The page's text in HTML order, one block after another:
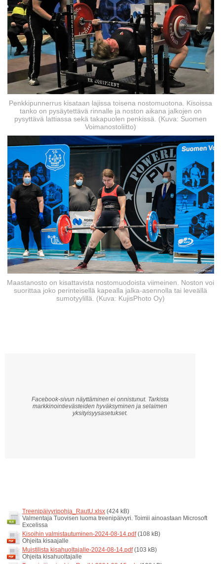
Penkkipunnerrus kisataan lajissa toisena nostomuotona. Kisoissa
tanko on pysäytettävä rinnalle ja noston aikana jalkojen on
pysyttävä lattiassa sekä takapuolen penkissä. (Kuva: Suomen
Voimanostoliitto)
Maastanosto on kisattavista nostomuodoista viimeinen. Noston voi
suorittaa joko perinteisellä kapealla jalka-asennolla tai leveällä
sumotyylillä. (Kuva: KujisPhoto Oy)
Facebook-sivun näyttäminen ei onnistunut. Tarkista
markkinointievästeiden hyväksyminen ja selaimen
yksityisyysasetukset.
Treenipäivyripohja_RautU.xlsx (424 kB)
Valmentaja Tuovisen luoma treenipäivyri. Toimii ainoastaan Microsoft
Excelissa
Kisoihin valmistautuminen-2024-08-14.pdf (108 kB)
Ohjeita kisaajalle
Muistilista kisahuoltajalle-2024-08-14.pdf (103 kB)
Ohjeita kisahuoltajalle